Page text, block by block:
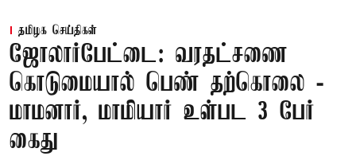
தமிழக செய்திகள்
ஜோலார்பேட்டை: வரதட்சணை
கொடுமையால் பெண் தற்கொலை -
மாமனார், மாமியார் உள்பட 3 பேர்
கைது